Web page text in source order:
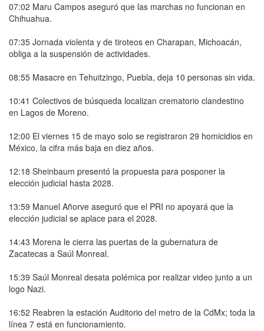
07:02 Maru Campos aseguró que las marchas no funcionan en
Chihuahua.
07:35 Jornada violenta y de tiroteos en Charapan, Michoacán,
obliga a la suspensión de actividades.
08:55 Masacre en Tehuitzingo, Puebla, deja 10 personas sin vida.
10:41 Colectivos de búsqueda localizan crematorio clandestino
en Lagos de Moreno.
12:00 El viernes 15 de mayo solo se registraron 29 homicidios en
México, la cifra más baja en diez años.
12:18 Sheinbaum presentó la propuesta para posponer la
elección judicial hasta 2028.
13:59 Manuel Añorve aseguró que el PRI no apoyará que la
elección judicial se aplace para el 2028.
14:43 Morena le cierra las puertas de la gubernatura de
Zacatecas a Saúl Monreal.
15:39 Saúl Monreal desata polémica por realizar video junto a un
logo Nazi.
16:52 Reabren la estación Auditorio del metro de la CdMx; toda la
línea 7 está en funcionamiento.